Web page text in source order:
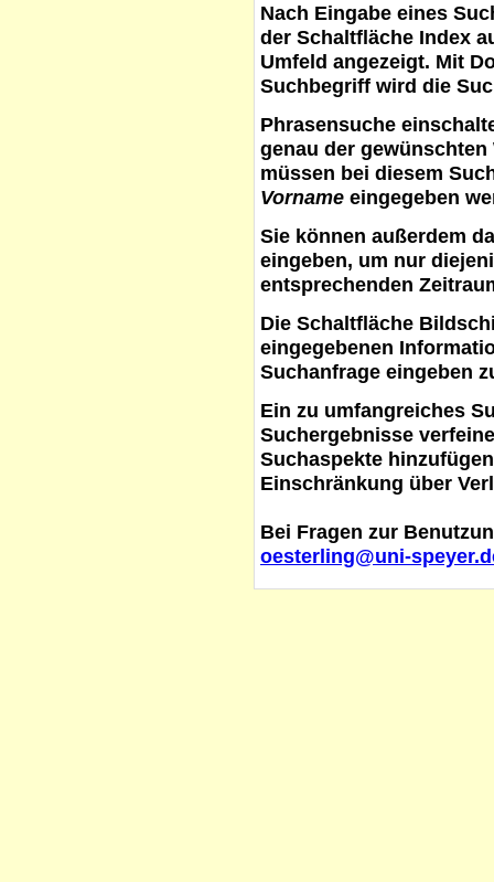
Nach Eingabe eines
der Schaltfläche Index
Umfeld angezeigt. Mit
Suchbegriff wird die
Phrasensuche
genau der
müssen bei diesem
Vorname eingegeben
Sie können außerdem
eingeben, um nur
entsprechenden
Die Schaltfläche
eingegebenen
Suchanfrage eingeben
Ein zu umfangreiches
Suchergebnisse
Suchaspekte
Einschränkung über
Bei Fragen zur
oesterling@uni-